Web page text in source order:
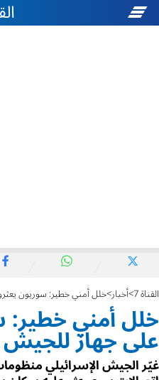
القناة 7 أخبار خلل أمني خطير: سوريون
خلل أمني خطير:
على جهاز للجيش
غيّر الجيش الإسرائيلي